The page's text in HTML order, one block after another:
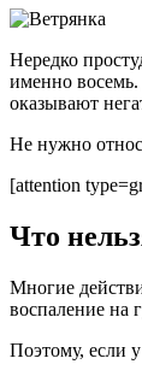
Нередко
именно восемь.
оказывают
Не нужно
[attention
Что
Многие
воспаление на
Поэтому, если